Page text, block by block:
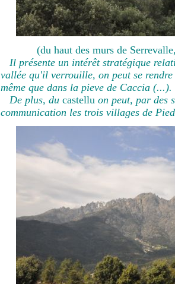
(du haut des murs de
Il présente un intérêt stratégique
vallée qu'il verrouille, on peut se
même que dans la pieve de Caccia (...).
De plus, du castellu on peut, par des
communication les trois villages de